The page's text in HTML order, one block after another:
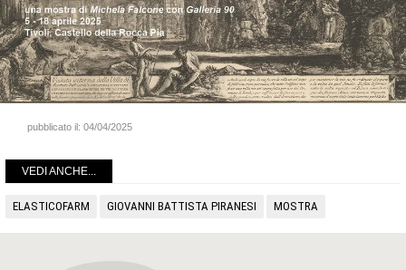
pubblicato il: 04/04/2025
VEDI ANCHE...
ELASTICOFARM GIOVANNI BATTISTA PIRANESI MOSTRA